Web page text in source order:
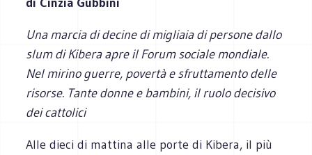
Una marcia di decine di migliaia di persone dallo
slum di Kibera apre il Forum sociale mondiale.
Nel mirino guerre, povertà e sfruttamento delle
risorse. Tante donne e bambini, il ruolo decisivo
dei cattolici
Alle dieci di mattina alle porte di Kibera, il più